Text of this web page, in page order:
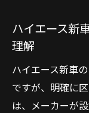
ハイエース新
理解
ハイエース新車
ですが、明確に
は、メーカーが